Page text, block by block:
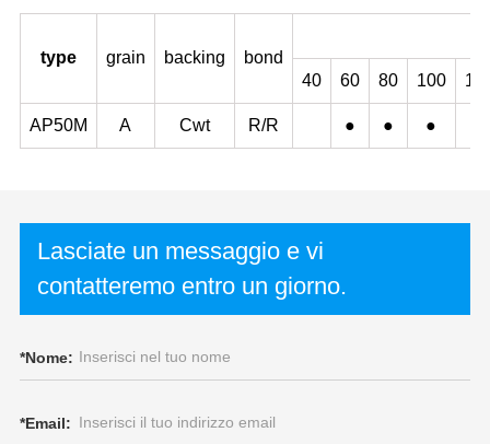
type grain backing
bond
40
60 80 100
AP50M A Cwt R/R ● ● ●
Lasciate un messaggio e vi
contatteremo entro un giorno.
*Nome:
*Email: